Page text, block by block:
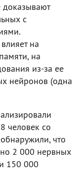
доказывают
с
на
на
из-за ее
нейронов (одна
человек со
что
2 000 нервных
150 000